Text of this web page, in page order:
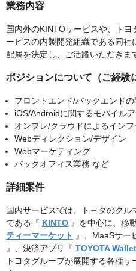
業務内容
国内外のKINTOサービスや、ト
ービスの内製開発組織である同
配属を決定し、ご活躍いただきま
ポジションについて（ご経験
フロントエンド/バックエンドの
iOS/Androidに関するモバイル
オンプレ/クラウドによるイン
Webディレクション/デザイン
Webマーケティング
バックオフィス業務 など
詳細案件
国内サービスでは、トヨタのク
である『 KINTO 』を中心に、移
ティーマーケット 』、MaaSサー
』、決済アプリ『 TOYOTA
トヨタグループが展開する各種